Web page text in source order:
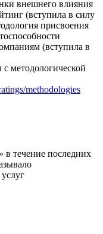
внешнего влияния
(вступила в силу
присвоения
(вступила в
методологической
methodologies
течение последних